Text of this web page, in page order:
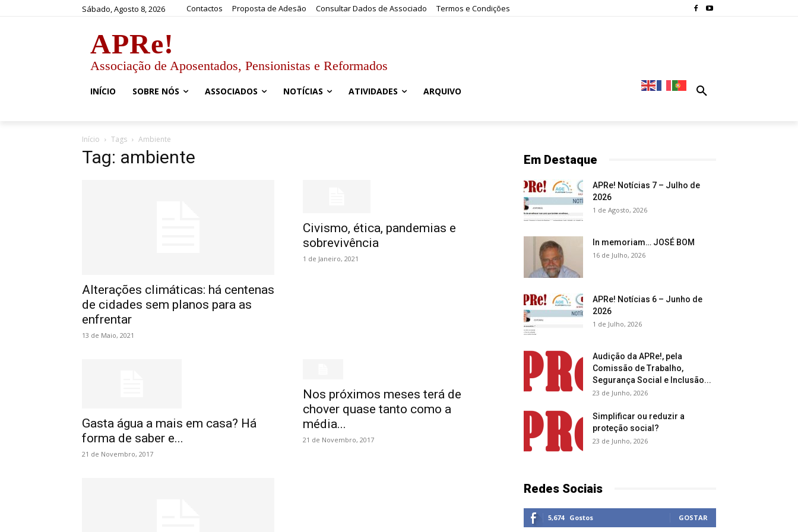
Sábado, Agosto 8, 2026 Contactos Proposta de Adesão Consultar Dados de Associado Termos e Condições
APRe!
Associação de Aposentados, Pensionistas e Reformados
INÍCIO SOBRE NÓS ASSOCIADOS NOTÍCIAS ATIVIDADES ARQUIVO
Início Tags Ambiente
Tag: ambiente
Alterações climáticas: há centenas
de cidades sem planos para as
enfrentar
13 de Maio, 2021
Civismo, ética, pandemias e
sobrevivência
1 de Janeiro, 2021
Gasta água a mais em casa? Há
forma de saber e...
21 de Novembro, 2017
Nos próximos meses terá de
chover quase tanto como a
média...
21 de Novembro, 2017
Em Destaque
APRe! Notícias 7 – Julho de
2026
1 de Agosto, 2026
In memoriam… JOSÉ BOM
16 de Julho, 2026
APRe! Notícias 6 – Junho de
2026
1 de Julho, 2026
Audição da APRe!, pela
Comissão de Trabalho,
Segurança Social e Inclusão...
23 de Junho, 2026
Simplificar ou reduzir a
proteção social?
23 de Junho, 2026
Redes Sociais
5,674 Gostos GOSTAR